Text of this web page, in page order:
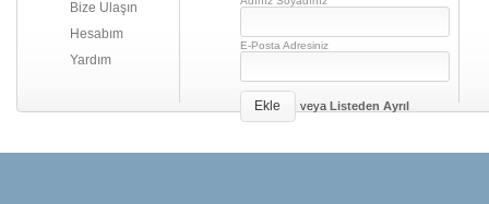
Bize Ulaşın
Hesabım
Yardım
E-Posta Adresiniz
Ekle veya Listeden Ayrıl